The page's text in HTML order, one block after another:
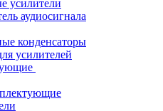
усилители
аудиосигнала
конденсаторы
усилителей